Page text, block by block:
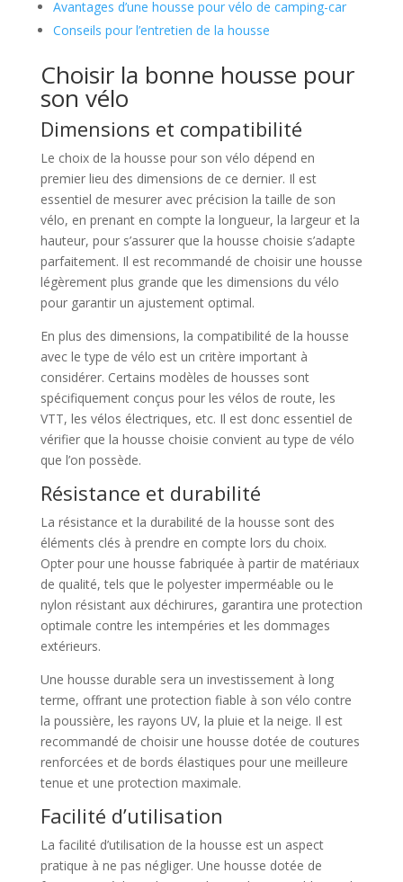
Avantages d’une housse pour vélo de camping-car
Conseils pour l’entretien de la housse
Choisir la bonne housse pour
son vélo
Dimensions et compatibilité
Le choix de la housse pour son vélo dépend en
premier lieu des dimensions de ce dernier. Il est
essentiel de mesurer avec précision la taille de son
vélo, en prenant en compte la longueur, la largeur et la
hauteur, pour s’assurer que la housse choisie s’adapte
parfaitement. Il est recommandé de choisir une housse
légèrement plus grande que les dimensions du vélo
pour garantir un ajustement optimal.
En plus des dimensions, la compatibilité de la housse
avec le type de vélo est un critère important à
considérer. Certains modèles de housses sont
spécifiquement conçus pour les vélos de route, les
VTT, les vélos électriques, etc. Il est donc essentiel de
vérifier que la housse choisie convient au type de vélo
que l’on possède.
Résistance et durabilité
La résistance et la durabilité de la housse sont des
éléments clés à prendre en compte lors du choix.
Opter pour une housse fabriquée à partir de matériaux
de qualité, tels que le polyester imperméable ou le
nylon résistant aux déchirures, garantira une protection
optimale contre les intempéries et les dommages
extérieurs.
Une housse durable sera un investissement à long
terme, offrant une protection fiable à son vélo contre
la poussière, les rayons UV, la pluie et la neige. Il est
recommandé de choisir une housse dotée de coutures
renforcées et de bords élastiques pour une meilleure
tenue et une protection maximale.
Facilité d’utilisation
La facilité d’utilisation de la housse est un aspect
pratique à ne pas négliger. Une housse dotée de